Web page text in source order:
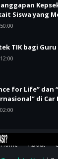
Siswa yang
TIK bagi Guru
for Life” dan
di Car
Home About